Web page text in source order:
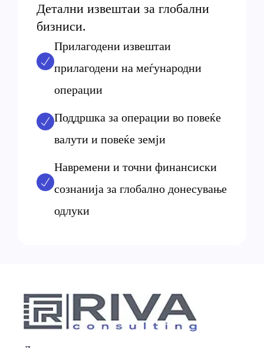
Детални извештаи за глобални
бизниси.
Прилагодени извештаи
прилагодени на меѓународни
операции
Поддршка за операции во повеќе
валути и повеќе земји
Навремени и точни финансиски
сознанија за глобално донесување
одлуки